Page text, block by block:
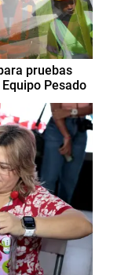
pruebas
Pesado